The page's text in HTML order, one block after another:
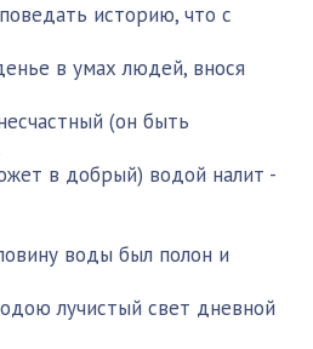
историю, что с
в умах людей, внося
(он быть
в добрый) водой налит -
воды был полон и
лучистый свет дневной